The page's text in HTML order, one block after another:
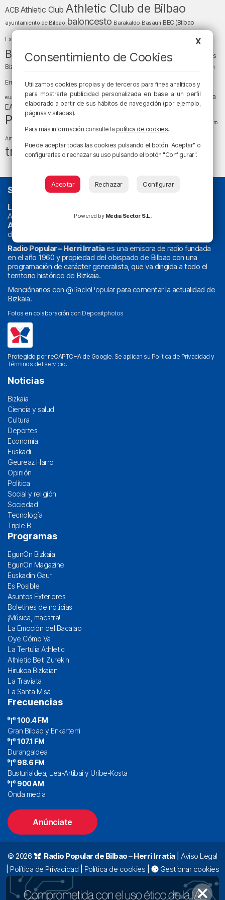
ACB Athletic Club Athletic Club de Bilbao
ayuntamiento de Bilbao baloncesto Barakaldo Basauri BEC (Bilbao
Exhibition Center) Bilbao Bizkaia
Bizkaia y sus comarcas Copa del Rey cultura
Cáritas
Bizkaia
Enkarterri
Ernesto Valverde Ertzaintza Euskadi (País Vasco)
euskera fiestas fútbol Gobierno vasco juanma jubera LaLiga LaLiga
EA Sports Liga Endesa música noticias Osakidetza planes
Política Teatro
Arriaga tiempo atmosféricotráfico
tráfico en Bizkaia
SOBRE NOSOTROS
La radio sin cadenas. Desde 1960 haciendo radio en Bilbao.
Actualidad y
podcastdeBilbaoyBizkaia, los partidos del
Athletic
deportes, sociedad, cultura, política, religión y obra social.
Radio Popular – Herri Irratiaes una emisora de radio fundada
en el año 1960 y propiedad del obispado de Bilbao con una
programación de carácter generalista, que va dirigida a todo el
territorio histórico de Bizkaia.
Menciónanos con @RadioPopularpara comentar la actualidad de
Bizkaia.
Fotos en colaboración con Depositphotos
Protegido por reCAPTCHA de Google. Se aplican su Política de Privacidad y
Términos del servicio.
Noticias
Bizkaia
Ciencia y salud
Cultura
Deportes
Economía
Euskadi
Geureaz Harro
Opinión
Política
Social y religión
Sociedad
Tecnología
Triple B
Programas
EgunOn Bizkaia
EgunOn Magazine
Euskadin Gaur
Es Posible
Asuntos Exteriores
Boletines de noticias
¡Música, maestra!
La Emoción del Bacalao
Oye Cómo Va
La Tertulia Athletic
Athletic Beti Zurekin
Hirukoa Bizkaian
La Traviata
La Santa Misa
Frecuencias
100.4 FM
Gran Bilbao y Enkarterri
107.1 FM
Durangaldea
98.6 FM
Busturialdea, Lea-Artibai y Uribe-Kosta
900 AM
Onda media
Anúnciate
© 2026 Radio Popular de Bilbao – Herri Irratia| Aviso Legal
Política de Privacidad Política de cookies
Gestionar cookies
Alda. Mazarredo, 47 – 7º 48009 Bilbao |
94 423 92 00|
oyentes@radiopopular.com
X
Consentimiento de Cookies
Utilizamos cookies propias y de terceros para fines analíticos y
para mostrarle publicidad personalizada en base a un perfil
elaborado a partir de sus hábitos de navegación (por ejemplo,
páginas visitadas).
Para más información consulte la política de cookies.
Puede aceptar todas las cookies pulsando el botón "Aceptar" o
configurarlas o rechazar su uso pulsando el botón "Configurar".
Aceptar Rechazar Configurar
Powered by Media Sector S.L.